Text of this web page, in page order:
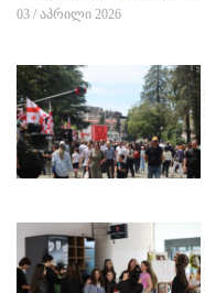
03 / აპრილი 2026